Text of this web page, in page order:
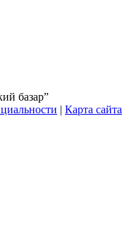
базар”
| Карта сайта